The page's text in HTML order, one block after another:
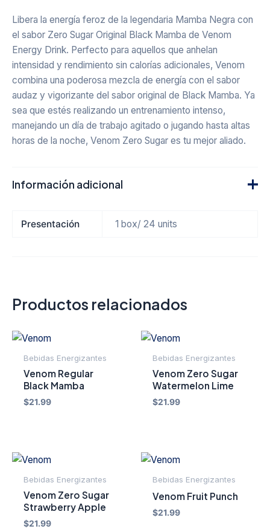
Libera la energía feroz de la legendaria Mamba Negra con
el sabor Zero Sugar Original Black Mamba de Venom
Energy Drink. Perfecto para aquellos que anhelan
intensidad y rendimiento sin calorías adicionales, Venom
combina una poderosa mezcla de energía con el sabor
audaz y vigorizante del sabor original de Black Mamba. Ya
sea que estés realizando un entrenamiento intenso,
manejando un día de trabajo agitado o jugando hasta altas
horas de la noche, Venom Zero Sugar es tu mejor aliado.
Información adicional
Presentación 1 box/ 24 units
Productos relacionados
Bebidas Energizantes
Venom Regular
Black Mamba
$21.99
Bebidas Energizantes
Venom Zero Sugar
Watermelon Lime
$21.99
Bebidas Energizantes
Venom Zero Sugar
Strawberry Apple
$21.99
Bebidas Energizantes
Venom Fruit Punch
$21.99